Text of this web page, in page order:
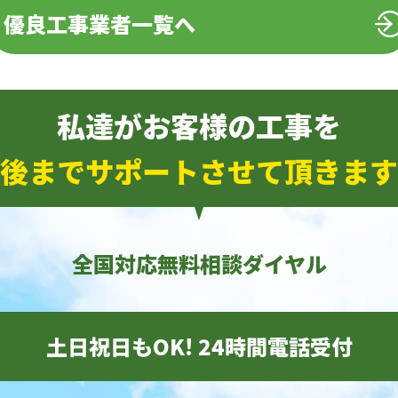
優良工事業者一覧へ
私達がお客様の工事を
までサポートさせて頂きま
全国対応無料相談ダイヤル
土日祝日もOK! 24時間電話受付